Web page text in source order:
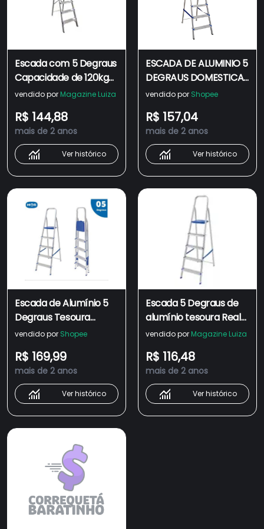
Escada com 5 Degraus
Capacidade de 120kg
em Alumínio - Real
vendido por Magazine Luiza
R$ 144,88
mais de 2 anos
Ver histórico
ESCADA DE ALUMINIO 5
DEGRAUS DOMESTICA
REAL
vendido por Shopee
R$ 157,04
mais de 2 anos
Ver histórico
Escada de Alumínio 5
Degraus Tesoura
Prateada Mor
vendido por Shopee
R$ 169,99
mais de 2 anos
Ver histórico
Escada 5 Degraus de
alumínio tesoura Real
Escadas prateado/azul
vendido por Magazine Luiza
R$ 116,48
mais de 2 anos
Ver histórico